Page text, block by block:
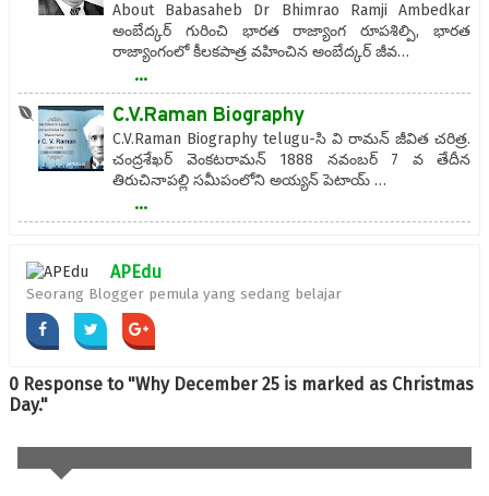
About Babasaheb Dr Bhimrao Ramji Ambedkar
అంబేద్కర్ గురించి భారత రాజ్యాంగ రూపశిల్పి, భారత
రాజ్యాంగంలో కీలకపాత్ర వహించిన అంబేద్కర్ జీవ…
...
C.V.Raman Biography
C.V.Raman Biography telugu-సి వి రామన్ జీవిత చరిత్ర.
చంద్రశేఖర్ వెంకటరామన్ 1888 నవంబర్ 7 వ తేదీన
తిరుచినాపల్లి సమీపంలోని అయ్యన్ పెటాయ్ …
...
APEdu
Seorang Blogger pemula yang sedang belajar
0 Response to "Why December 25 is marked as Christmas
Day."